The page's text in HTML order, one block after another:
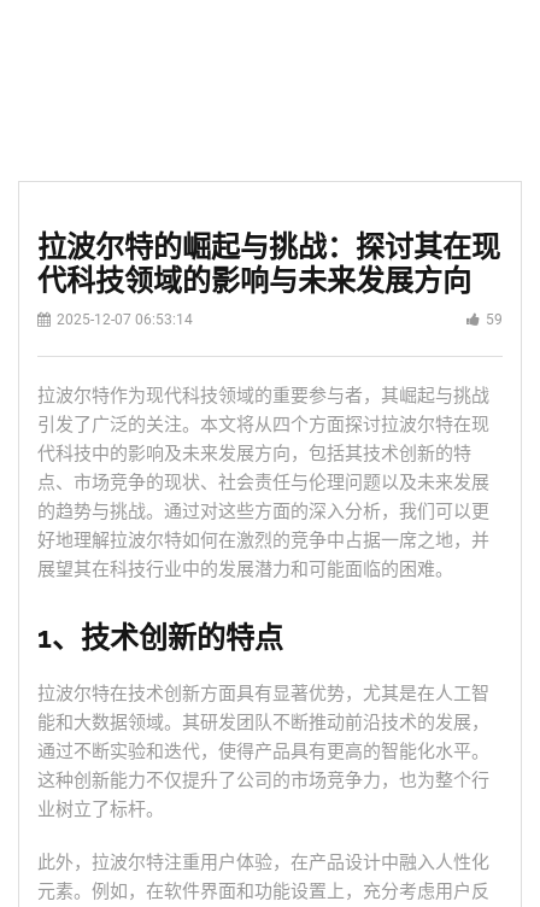
拉波尔特的崛起与挑战：探讨其在现
代科技领域的影响与未来发展方向
2025-12-07 06:53:14 59
拉波尔特作为现代科技领域的重要参与者，其崛起与挑战
引发了广泛的关注。本文将从四个方面探讨拉波尔特在现
代科技中的影响及未来发展方向，包括其技术创新的特
点、市场竞争的现状、社会责任与伦理问题以及未来发展
的趋势与挑战。通过对这些方面的深入分析，我们可以更
好地理解拉波尔特如何在激烈的竞争中占据一席之地，并
展望其在科技行业中的发展潜力和可能面临的困难。
1、技术创新的特点
拉波尔特在技术创新方面具有显著优势，尤其是在人工智
能和大数据领域。其研发团队不断推动前沿技术的发展，
通过不断实验和迭代，使得产品具有更高的智能化水平。
这种创新能力不仅提升了公司的市场竞争力，也为整个行
业树立了标杆。
此外，拉波尔特注重用户体验，在产品设计中融入人性化
元素。例如，在软件界面和功能设置上，充分考虑用户反